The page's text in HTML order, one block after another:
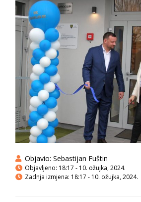
Objavio: Sebastijan Fuštin
Objavljeno: 18:17 - 10. ožujka, 2024.
Zadnja izmjena: 18:17 - 10. ožujka, 2024.